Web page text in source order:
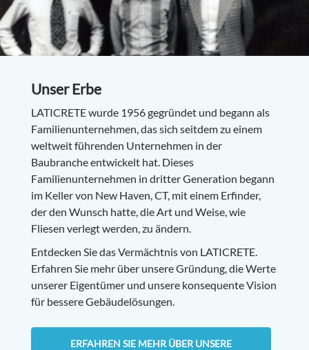
Unser Erbe
LATICRETE wurde 1956 gegründet und begann als
Familienunternehmen, das sich seitdem zu einem
weltweit führenden Unternehmen in der
Baubranche entwickelt hat. Dieses
Familienunternehmen in dritter Generation begann
im Keller von New Haven, CT, mit einem Erfinder,
der den Wunsch hatte, die Art und Weise, wie
Fliesen verlegt werden, zu ändern.
Entdecken Sie das Vermächtnis von LATICRETE.
Erfahren Sie mehr über unsere Gründung, die Werte
unserer Eigentümer und unsere konsequente Vision
für bessere Gebäudelösungen.
ERFAHREN SIE MEHR ÜBER UNSERE